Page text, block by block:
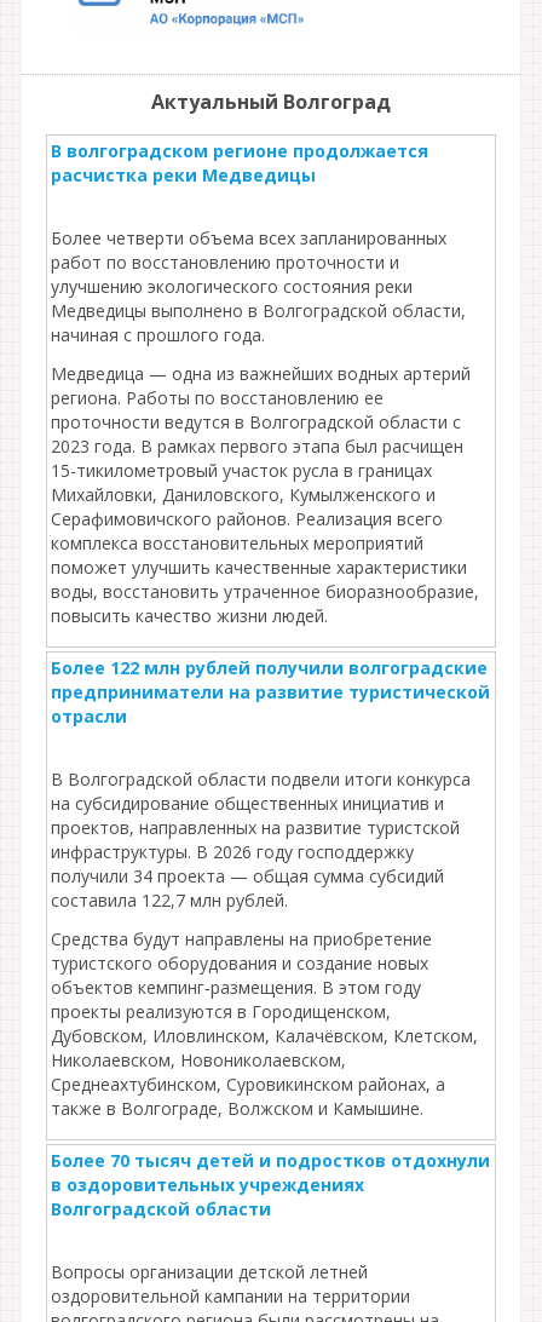
Актуальный Волгоград
В волгоградском регионе продолжается
расчистка реки Медведицы
Более четверти объема всех запланированных
работ по восстановлению проточности и
улучшению экологического состояния реки
Медведицы выполнено в Волгоградской области,
начиная с прошлого года.
Медведица — одна из важнейших водных артерий
региона. Работы по восстановлению ее
проточности ведутся в Волгоградской области с
2023 года. В рамках первого этапа был расчищен
15-тикилометровый участок русла в границах
Михайловки, Даниловского, Кумылженского и
Серафимовичского районов. Реализация всего
комплекса восстановительных мероприятий
поможет улучшить качественные характеристики
воды, восстановить утраченное биоразнообразие,
повысить качество жизни людей.
Более 122 млн рублей получили волгоградские
предприниматели на развитие туристической
отрасли
В Волгоградской области подвели итоги конкурса
на субсидирование общественных инициатив и
проектов, направленных на развитие туристской
инфраструктуры. В 2026 году господдержку
получили 34 проекта — общая сумма субсидий
составила 122,7 млн рублей.
Средства будут направлены на приобретение
туристского оборудования и создание новых
объектов кемпинг‑размещения. В этом году
проекты реализуются в Городищенском,
Дубовском, Иловлинском, Калачёвском, Клетском,
Николаевском, Новониколаевском,
Среднеахтубинском, Суровикинском районах, а
также в Волгограде, Волжском и Камышине.
Более 70 тысяч детей и подростков отдохнули
в оздоровительных учреждениях
Волгоградской области
Вопросы организации детской летней
оздоровительной кампании на территории